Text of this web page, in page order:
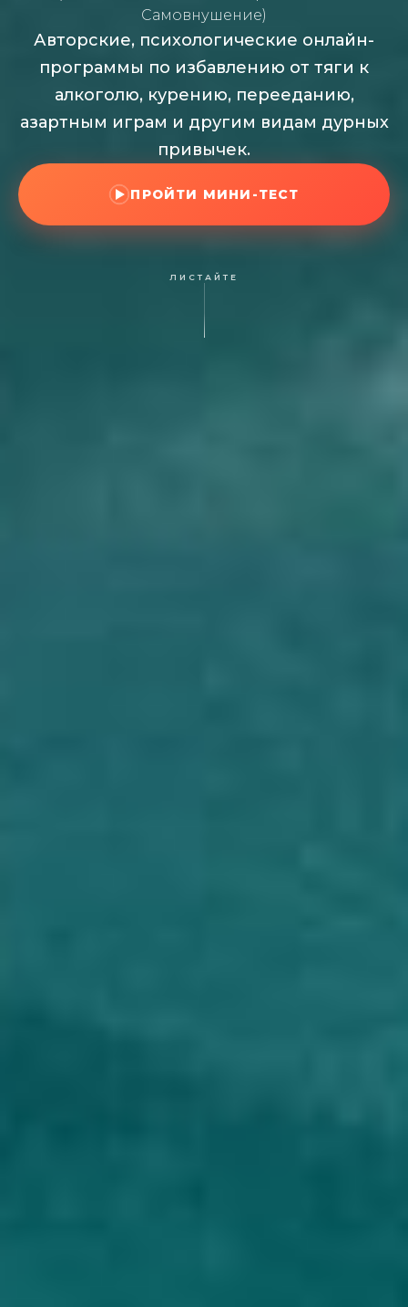
Самовнушение)
Авторские, психологические онлайн-
программы по избавлению от тяги к
алкоголю, курению, перееданию,
азартным играм и другим видам дурных
привычек.
ПРОЙТИ МИНИ-ТЕСТ
ЛИСТАЙТЕ